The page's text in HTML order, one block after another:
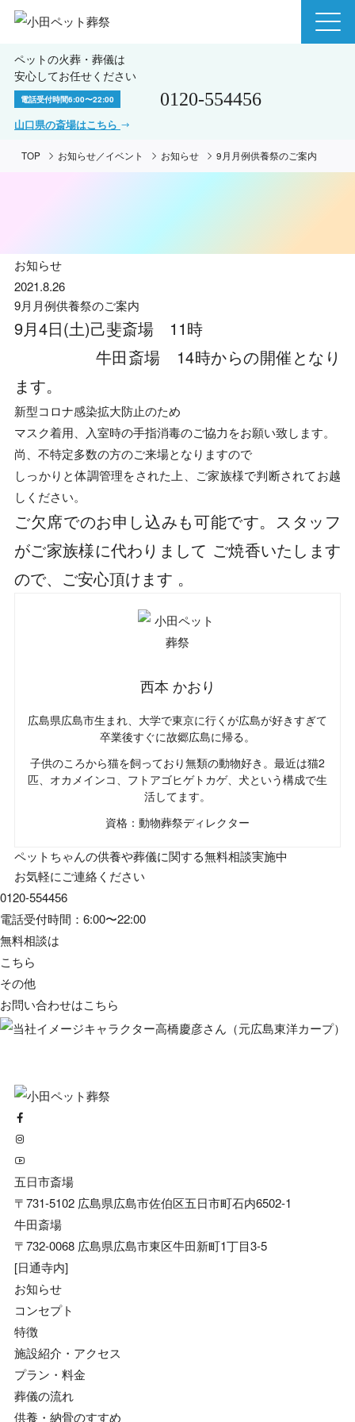
ペットの火葬・葬儀は
安心してお任せください
電話受付時間6:00〜22:00 0120-554456
山口県の斎場はこちら
TOP お知らせ／イベント お知らせ 9月月例供養祭のご案内
お知らせ
2021.8.26
9月月例供養祭のご案内
9月4日(土)己斐斎場 11時
牛田斎場 14時からの開催となり
ます。
新型コロナ感染拡大防止のため
マスク着用、入室時の手指消毒のご協力をお願い致します。
尚、不特定多数の方のご来場となりますので
しっかりと体調管理をされた上、ご家族様で判断されてお越
しください。
ご欠席でのお申し込みも可能です。スタッフ
がご家族様に代わりまして ご焼香いたします
ので、ご安心頂けます 。
西本 かおり
広島県広島市生まれ、大学で東京に行くが広島が好きすぎて
卒業後すぐに故郷広島に帰る。
子供のころから猫を飼っており無類の動物好き。最近は猫2
匹、オカメインコ、フトアゴヒゲトカゲ、犬という構成で生
活してます。
資格：動物葬祭ディレクター
ペットちゃんの供養や葬儀に関する無料相談実施中
お気軽にご連絡ください
0120-554456
電話受付時間：6:00〜22:00
無料相談は
こちら
その他
お問い合わせはこちら
五日市斎場
〒731-5102 広島県広島市佐伯区五日市町石内6502-1
牛田斎場
〒732-0068 広島県広島市東区牛田新町1丁目3-5
[日通寺内]
お知らせ
コンセプト
特徴
施設紹介・アクセス
プラン・料金
葬儀の流れ
供養・納骨のすすめ